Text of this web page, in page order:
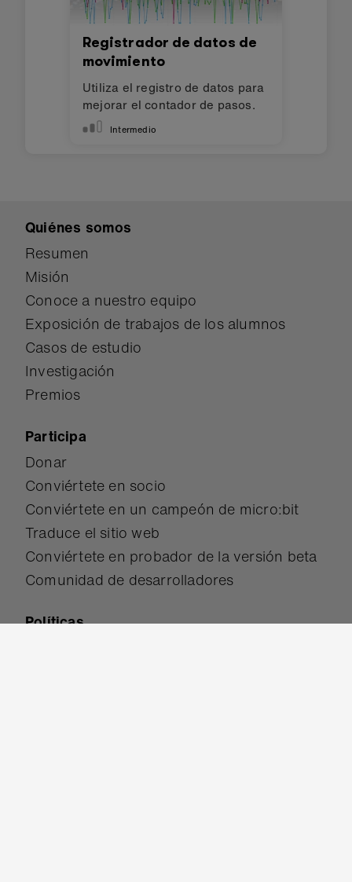
Registrador de datos de
movimiento
Utiliza el registro de datos para
mejorar el contador de pasos.
Intermedio
Quiénes somos
Resumen
Misión
Conoce a nuestro equipo
Exposición de trabajos de los alumnos
Casos de estudio
Investigación
Premios
Participa
Donar
Conviértete en socio
Conviértete en un campeón de micro:bit
Traduce el sitio web
Conviértete en probador de la versión beta
Comunidad de desarrolladores
Políticas